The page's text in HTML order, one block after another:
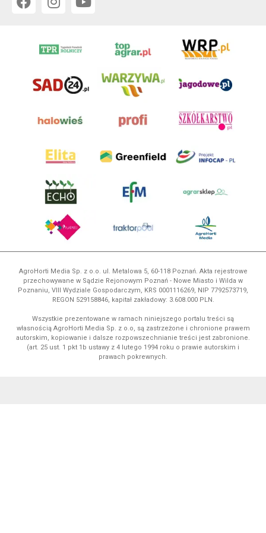
AgroHorti Media Sp. z o.o. ul. Metalowa 5, 60-118 Poznań. Akta rejestrowe
przechowywane w Sądzie Rejonowym Poznań - Nowe Miasto i Wilda w
Poznaniu, VIII Wydziale Gospodarczym, KRS 0001116269, NIP 7792573719,
REGON 529158846, kapitał zakładowy: 3.608.000 PLN.
Wszystkie prezentowane w ramach niniejszego portalu treści są
własnością AgroHorti Media Sp. z o.o, są zastrzeżone i chronione prawem
autorskim, kopiowanie i dalsze rozpowszechnianie treści jest zabronione.
(art. 25 ust. 1 pkt 1b ustawy z 4 lutego 1994 roku o prawie autorskim i
prawach pokrewnych.